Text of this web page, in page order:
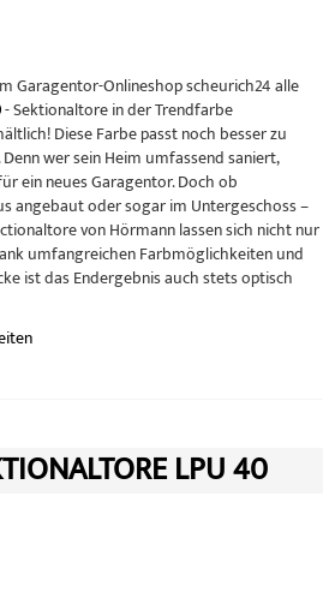
Garagentor-Onlineshop scheurich24 alle
- Sektionaltore in der Trendfarbe
Diese Farbe passt noch besser zu
wer sein Heim umfassend saniert,
ein neues Garagentor. Doch ob
angebaut oder sogar im Untergeschoss –
von Hörmann lassen sich nicht nur
umfangreichen Farbmöglichkeiten und
ist das Endergebnis auch stets optisch
LPU 40